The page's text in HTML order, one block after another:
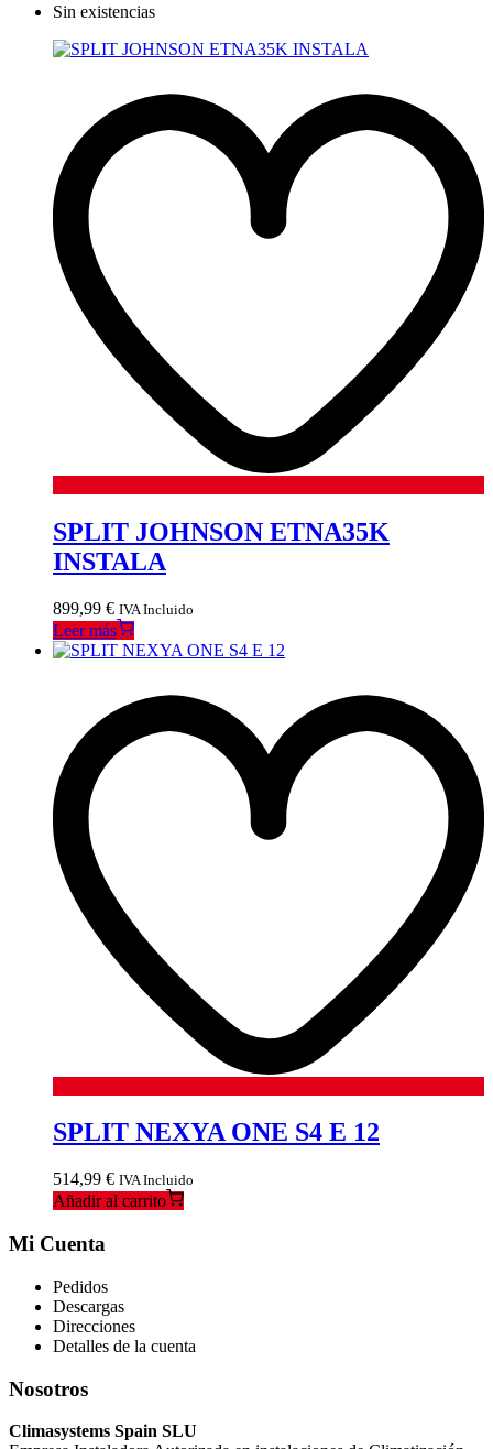
Sin existencias
SPLIT JOHNSON ETNA35K
INSTALA
899,99 € IVA Incluido
Leer más
SPLIT NEXYA ONE S4 E 12
514,99 € IVA Incluido
Añadir al carrito
Mi Cuenta
Pedidos
Descargas
Direcciones
Detalles de la cuenta
Nosotros
Climasystems Spain SLU